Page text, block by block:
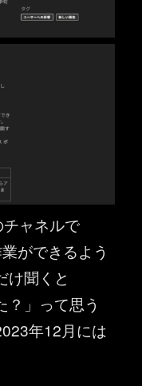
ャネルで
ができるよう
け聞くと
？」って思う
年12月には